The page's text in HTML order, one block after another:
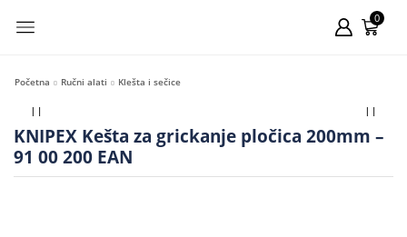
0
Početna Ručni alati Klešta i sečice
KNIPEX Kešta za grickanje pločica 200mm –
91 00 200 EAN